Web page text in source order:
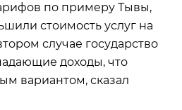
по примеру Тывы,
стоимость услуг на
случае государство
доходы, что
вариантом, сказал